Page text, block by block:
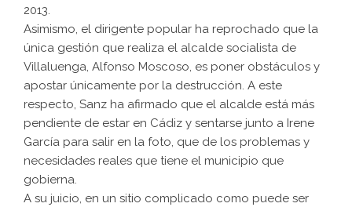
2013.
Asimismo, el dirigente popular ha reprochado que la
única gestión que realiza el alcalde socialista de
Villaluenga, Alfonso Moscoso, es poner obstáculos y
apostar únicamente por la destrucción. A este
respecto, Sanz ha afirmado que el alcalde está más
pendiente de estar en Cádiz y sentarse junto a Irene
García para salir en la foto, que de los problemas y
necesidades reales que tiene el municipio que
gobierna.
A su juicio, en un sitio complicado como puede ser